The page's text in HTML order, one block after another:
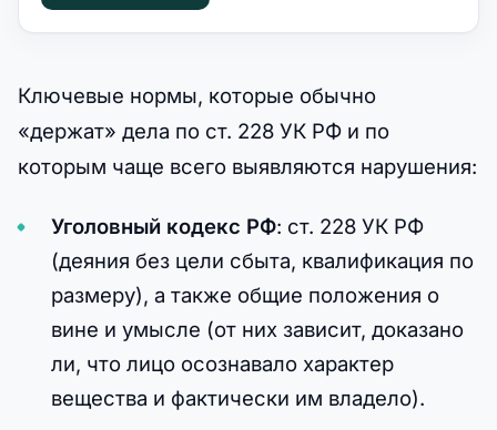
Ключевые нормы, которые обычно
«держат» дела по ст. 228 УК РФ и по
которым чаще всего выявляются нарушения:
Уголовный кодекс РФ: ст. 228 УК РФ
(деяния без цели сбыта, квалификация по
размеру), а также общие положения о
вине и умысле (от них зависит, доказано
ли, что лицо осознавало характер
вещества и фактически им владело).